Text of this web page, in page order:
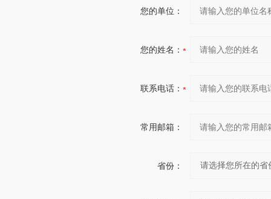
您的单位：
您的姓名：
联系电话：
常用邮箱：
省份：